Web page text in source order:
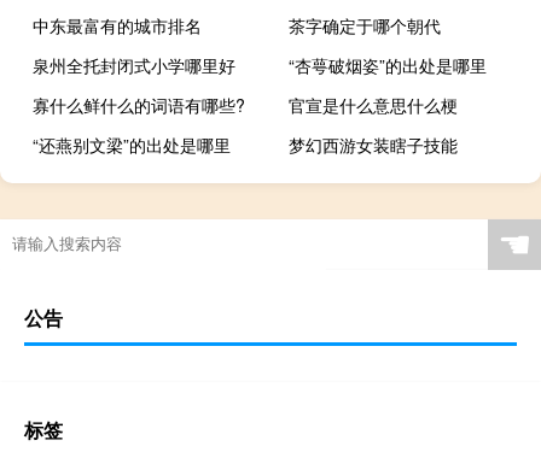
中东最富有的城市排名
茶字确定于哪个朝代
泉州全托封闭式小学哪里好
“杏萼破烟姿”的出处是哪里
寡什么鲜什么的词语有哪些?
官宣是什么意思什么梗
“还燕别文梁”的出处是哪里
梦幻西游女装瞎子技能
☚
公告
标签